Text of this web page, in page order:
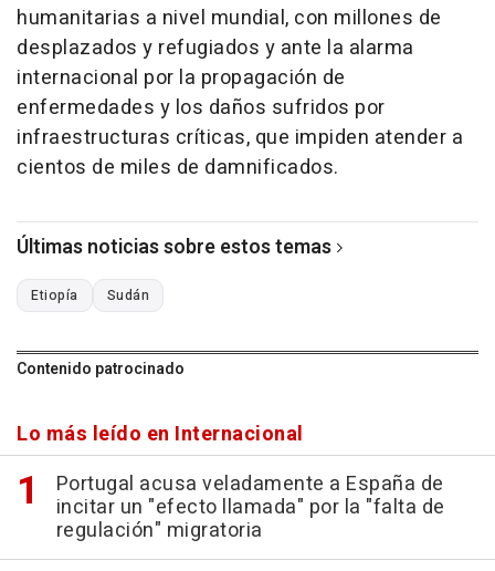
humanitarias a nivel mundial, con millones de
desplazados y refugiados y ante la alarma
internacional por la propagación de
enfermedades y los daños sufridos por
infraestructuras críticas, que impiden atender a
cientos de miles de damnificados.
Últimas noticias sobre estos temas
Etiopía Sudán
Contenido patrocinado
Lo más leído en Internacional
Portugal acusa veladamente a España de
incitar un "efecto llamada" por la "falta de
regulación" migratoria